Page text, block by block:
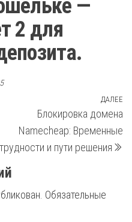
—
2 для
ДАЛЕЕ
Блокировка домена
Namecheap: Временные
трудности и пути решения
Обязательные